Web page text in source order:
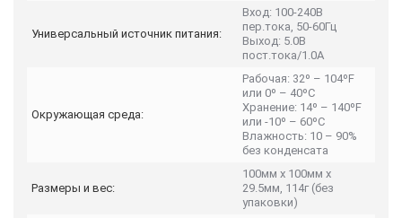
Универсальный источник питания:
Вход: 100-240В
пер.тока, 50-60Гц
Выход: 5.0В
пост.тока/1.0A
Окружающая среда:
Рабочая: 32º – 104ºF
или 0º – 40ºC
Хранение: 14º – 140ºF
или -10º – 60ºC
Влажность: 10 – 90%
без конденсата
Размеры и вес:
100мм x 100мм x
29.5мм, 114г (без
упаковки)